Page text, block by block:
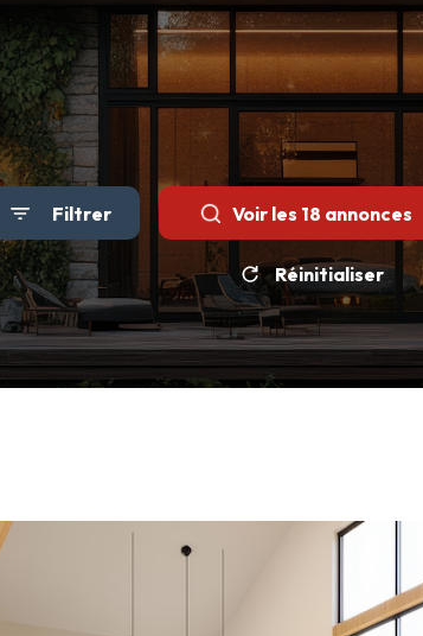
Filtrer Voir les 18 annonces
Réinitialiser